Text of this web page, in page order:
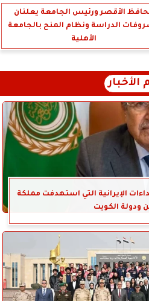
الأقصر ورئيس الجامعة يعلنان
الدراسة ونظام المنح بالجامعة
الأهلية
الأخبار
الإيرانية التي استهدفت مملكة
ودولة الكويت